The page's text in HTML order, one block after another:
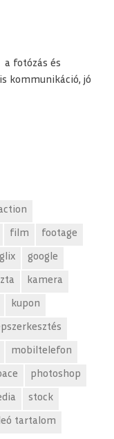
a fotózás és
kommunikáció, jó
film footage
glix google
kamera
kupon
mobiltelefon
photoshop
stock
tartalom